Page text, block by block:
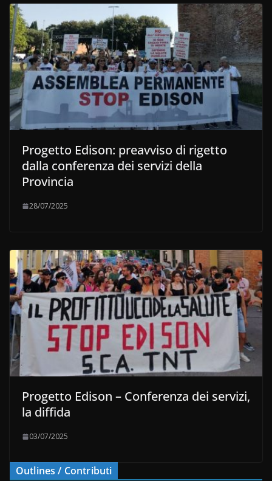
Progetto Edison: preavviso di rigetto
dalla conferenza dei servizi della
Provincia
28/07/2025
Progetto Edison – Conferenza dei servizi,
la diffida
03/07/2025
Outlines / Contributi